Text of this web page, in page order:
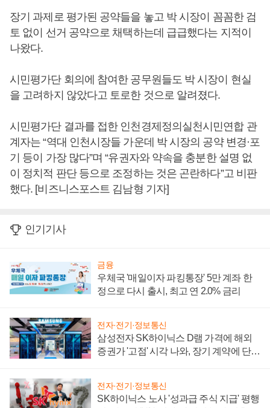
장기 과제로 평가된 공약들을 놓고 박 시장이 꼼꼼한 검
토 없이 선거 공약으로 채택하는데 급급했다는 지적이
나왔다.
시민평가단 회의에 참여한 공무원들도 박 시장이 현실
을 고려하지 않았다고 토로한 것으로 알려졌다.
시민평가단 결과를 접한 인천경제정의실천시민연합 관
계자는 “역대 인천시장들 가운데 박 시장의 공약 변경·포
기 등이 가장 많다”며 “유권자와 약속을 충분한 설명 없
이 정치적 판단 등으로 조정하는 것은 곤란하다”고 비판
했다. [비즈니스포스트 김남형 기자]
인기기사
금융
우체국 '매일이자 파킹통장' 5만 계좌 한
정으로 다시 출시, 최고 연 2.0% 금리
전자·전기·정보통신
삼성전자 SK하이닉스 D램 가격에 해외
증권가 '고점' 시각 나와, 장기 계약에 단점
전자·전기·정보통신
SK하이닉스 노사 '성과급 주식 지급' 평행